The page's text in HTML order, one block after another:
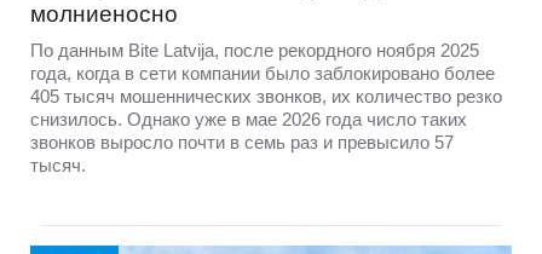
молниеносно
По данным Bite Latvija, после рекордного ноября 2025
года, когда в сети компании было заблокировано более
405 тысяч мошеннических звонков, их количество резко
снизилось. Однако уже в мае 2026 года число таких
звонков выросло почти в семь раз и превысило 57
тысяч.